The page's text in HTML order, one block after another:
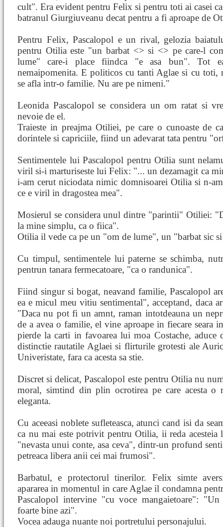
cult". Era evident pentru Felix si pentru toti ai casei
batranul Giurgiuveanu decat pentru a fi aproape de
Pentru Felix, Pascalopol e un rival, gelozia
pentru Otilia este "un barbat <> si <> pe care-l
lume" care-i place fiindca "e asa bun". Tot
nemaipomenita. E politicos cu tanti Aglae si cu toti,
se afla intr-o familie. Nu are pe nimeni."
Leonida Pascalopol se considera un om ratat si
nevoie de el.
Traieste in preajma Otiliei, pe care o cunoaste de
dorintele si capriciile, fiind un adevarat tata pentru
Sentimentele lui Pascalopol pentru Otilia sunt
viril si-i marturiseste lui Felix: "... un dezamagit ca
i-am cerut niciodata nimic domnisoarei Otilia si n-
ce e viril in dragostea mea".
Mosierul se considera unul dintre "parintii" Otiliei:
la mine simplu, ca o fiica".
Otilia il vede ca pe un "om de lume", un "barbat sic
Cu timpul, sentimentele lui paterne se schimba,
pentrun tanara fermecatoare, "ca o randunica".
Fiind singur si bogat, neavand familie, Pascalopol
ea e micul meu vitiu sentimental", acceptand, daca
"Daca nu pot fi un amnt, raman intotdeauna un
de a avea o familie, el vine aproape in fiecare seara
pierde la carti in favoarea lui moa Costache, aduce
distinctie rautatile Aglaei si flirturile grotesti ale
Univeristate, fara ca acesta sa stie.
Discret si delicat, Pascalopol este pentru Otilia nu
moral, simtind din plin ocrotirea pe care acesta o
eleganta.
Cu aceeasi noblete sufleteasca, atunci cand isi da
ca nu mai este potrivit pentru Otilia, ii reda acesteia
"nevasta unui conte, asa ceva", dintr-un profund
petreaca libera anii cei mai frumosi".
Barbatul, e protectorul tinerilor. Felix simte
apararea in momentul in care Aglae il condamna
Pascalopol intervine "cu voce mangaietoare":
foarte bine azi".
Vocea adauga nuante noi portretului personajului.